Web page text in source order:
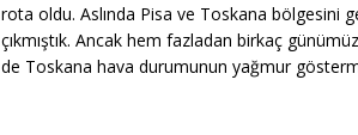
rota oldu. Aslında Pisa ve Toskana bölgesini
çıkmıştık. Ancak hem fazladan birkaç
de Toskana hava durumunun yağmur